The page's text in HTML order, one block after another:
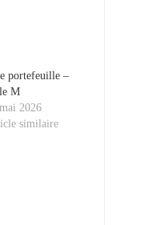
portefeuille –
M
2026
similaire